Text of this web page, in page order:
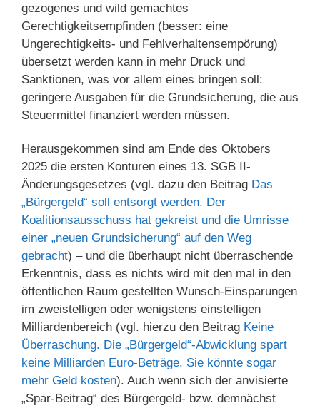
gezogenes und wild gemachtes
Gerechtigkeitsempfinden (besser: eine
Ungerechtigkeits- und Fehlverhaltensempörung)
übersetzt werden kann in mehr Druck und
Sanktionen, was vor allem eines bringen soll:
geringere Ausgaben für die Grundsicherung, die aus
Steuermittel finanziert werden müssen.
Herausgekommen sind am Ende des Oktobers
2025 die ersten Konturen eines 13. SGB II-
Änderungsgesetzes (vgl. dazu den Beitrag Das
„Bürgergeld“ soll entsorgt werden. Der
Koalitionsausschuss hat gekreist und die Umrisse
einer „neuen Grundsicherung“ auf den Weg
gebracht) – und die überhaupt nicht überraschende
Erkenntnis, dass es nichts wird mit den mal in den
öffentlichen Raum gestellten Wunsch-Einsparungen
im zweistelligen oder wenigstens einstelligen
Milliardenbereich (vgl. hierzu den Beitrag Keine
Überraschung. Die „Bürgergeld“-Abwicklung spart
keine Milliarden Euro-Beträge. Sie könnte sogar
mehr Geld kosten). Auch wenn sich der anvisierte
„Spar-Beitrag“ des Bürgergeld- bzw. demnächst